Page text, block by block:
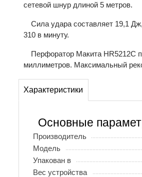
сетевой шнур длиной 5 метров.
Сила удара составляет 19,1
310 в минуту.
Перфоратор Макита HR5212C
миллиметров. Максимальный
Характеристики
Основные
Производитель
Модель
Упакован в
Вес устройства